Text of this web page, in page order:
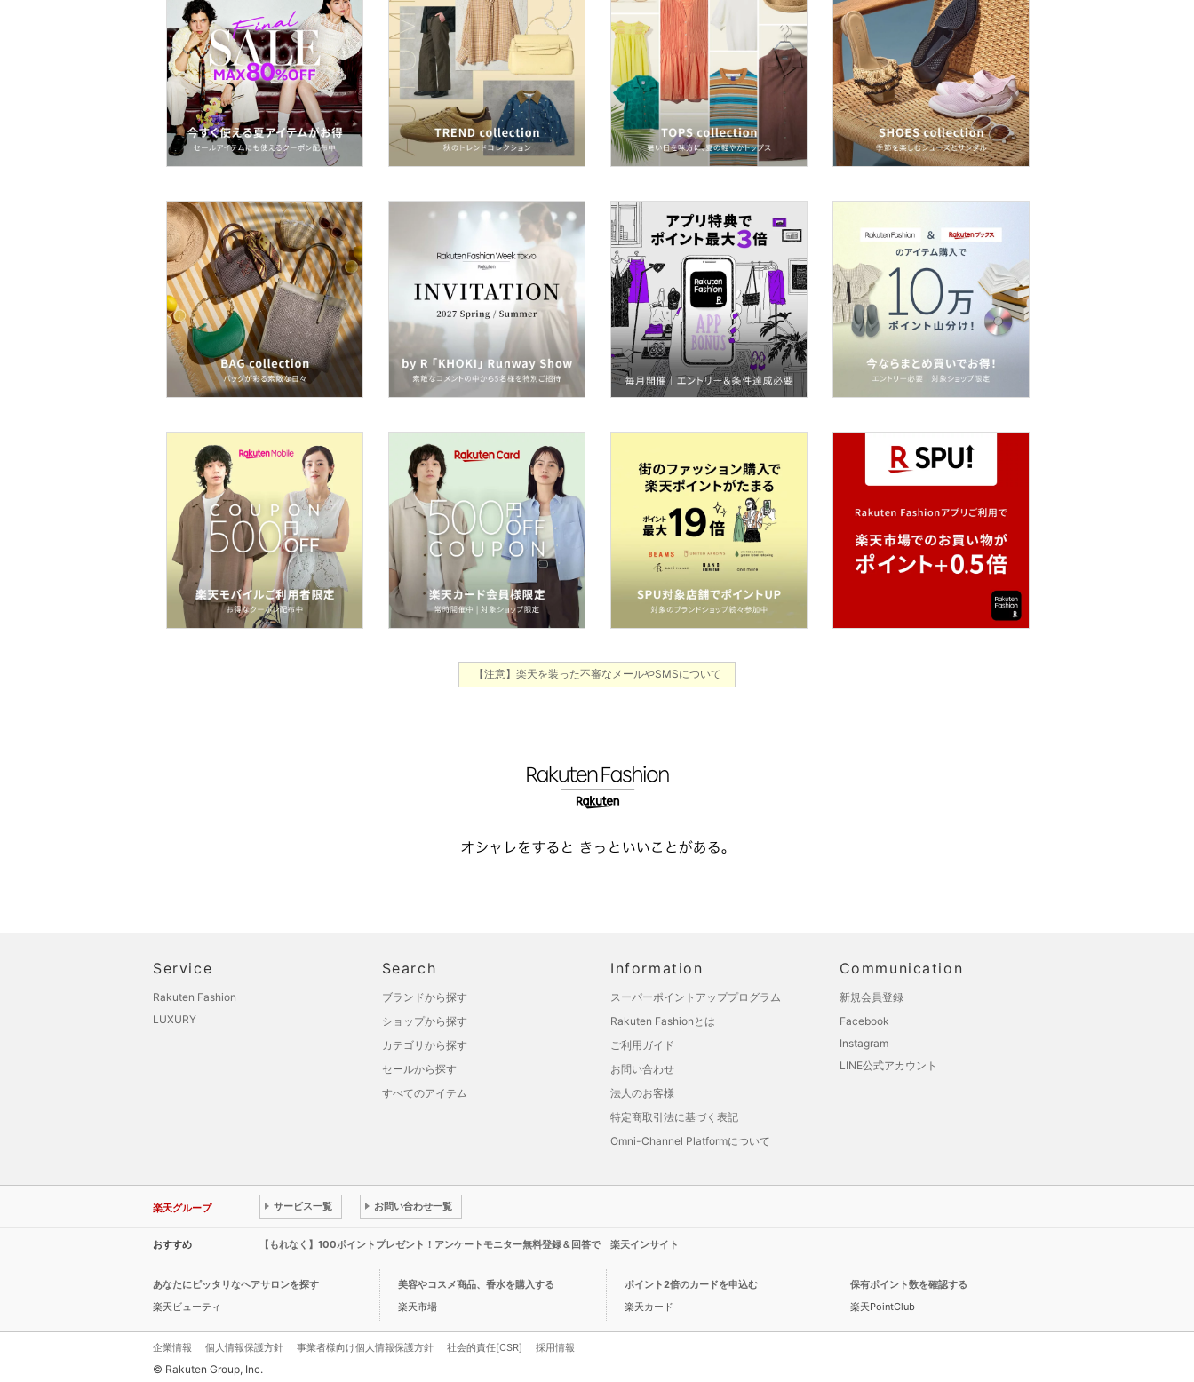
ー用品
スーツ・フォーマル
水着・スイムグッズ
着物・浴衣・和装小物
ベースメイク
メイクアップ
ネイル
ボディケア・オーラルケ
フレグランス
メイク道具・美容器具
コフレ・キット・セット
食器・調理器具・キッチ
ン用品
インテリア・生活雑貨
【注意】楽天を装った不審なメールやSMSについて
Service
Rakuten Fashion
LUXURY
Search
ブランドから探す
ショップから探す
カテゴリから探す
セールから探す
すべてのアイテム
Information
スーパーポイントアッププログラム
Rakuten Fashionとは
ご利用ガイド
お問い合わせ
法人のお客様
特定商取引法に基づく表記
Omni-Channel Platformについて
Communication
新規会員登録
Facebook
Instagram
LINE公式アカウント
楽天グループ サービス一覧 お問い合わせ一覧
おすすめ 【もれなく】100ポイントプレゼント！アンケートモニター無料登録＆回答で 楽天インサイト
あなたにピッタリなヘアサロンを探す
楽天ビューティ
美容やコスメ商品、香水を購入する
楽天市場
ポイント2倍のカードを申込む
楽天カード
保有ポイント数を確認する
楽天PointClub
企業情報 個人情報保護方針 事業者様向け個人情報保護方針 社会的責任[CSR] 採用情報
© Rakuten Group, Inc.